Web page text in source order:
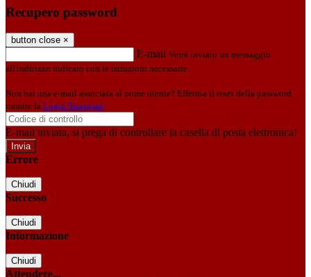
Recupero password
button close ×
E-mail Verrà inviato un messaggio
all'indirizzo indicato con le istruzioni necessarie.
Non hai una e-mail associata al nome utente? Effettua il reset della password
tramite la Login Spaggiari
E-mail inviata, si prega di controllare la casella di posta elettronica!
Errore
Chiudi
Successo
Chiudi
Informazione
Chiudi
Attendere...